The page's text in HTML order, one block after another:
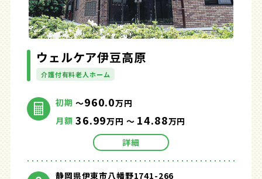
ウェルケア伊豆高原
介護付有料老人ホーム
初期 ～960.0万円
月額 36.99万円 ～ 14.88万円
詳細
静岡県伊東市八幡野1741-266